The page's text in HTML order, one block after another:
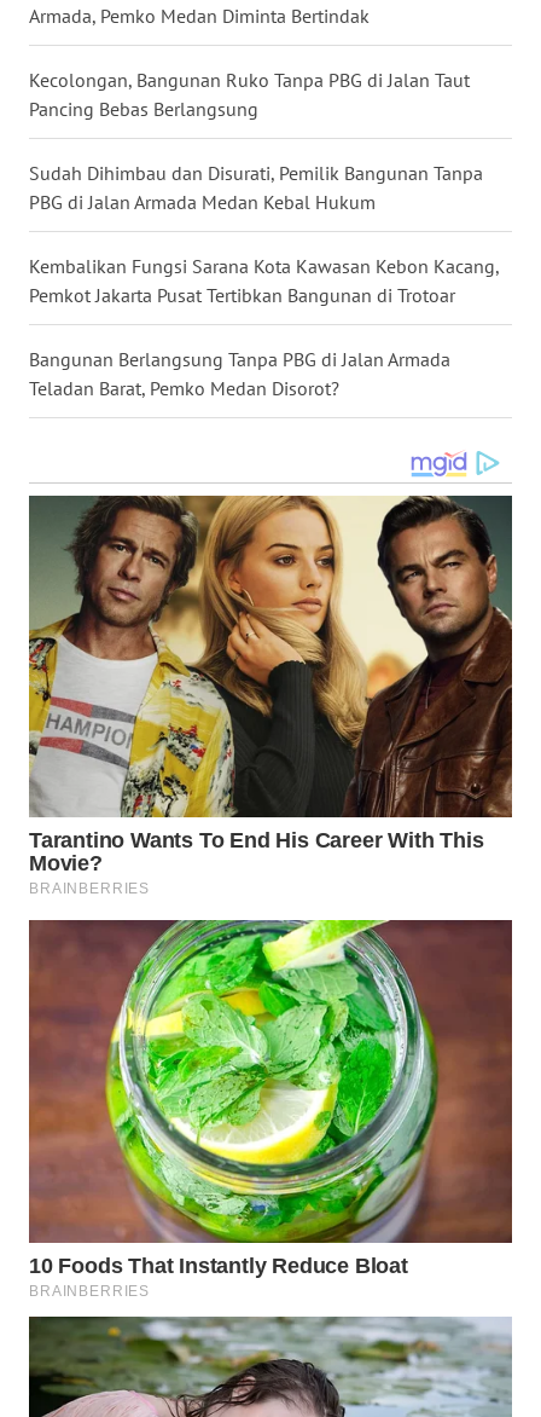
Armada, Pemko Medan Diminta Bertindak
Kecolongan, Bangunan Ruko Tanpa PBG di Jalan Taut
Pancing Bebas Berlangsung
Sudah Dihimbau dan Disurati, Pemilik Bangunan Tanpa
PBG di Jalan Armada Medan Kebal Hukum
Kembalikan Fungsi Sarana Kota Kawasan Kebon Kacang,
Pemkot Jakarta Pusat Tertibkan Bangunan di Trotoar
Bangunan Berlangsung Tanpa PBG di Jalan Armada
Teladan Barat, Pemko Medan Disorot?
KALSEL
WN
KALTIM
WN
SULSEL
WN
GORONTALO
SULUT
WN
MALUT
WN
DAIRI
WN
DANAU
TOBA
WN
NIAS
TAPANULI
SELATAN
TANJUNG
LESUNG
WN
WN
SIMALUNGUN
WN